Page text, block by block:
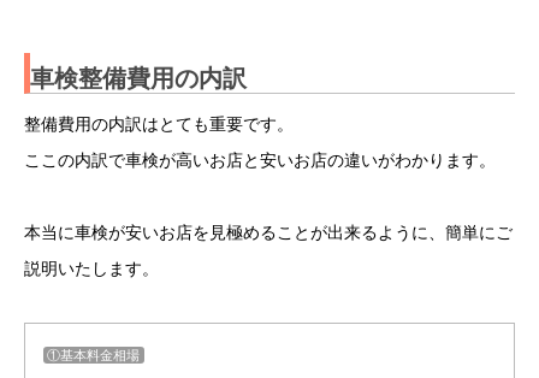
～1t
10,000
円
16,400
円
22,800
25,200
1.5t
円
円
円
円
円
円
円
円
車検整備費用の内訳
整備費用の内訳はとても重要です。
ここの内訳で車検が高いお店と安いお店の違いがわかります。
本当に車検が安いお店を見極めることが出来るように、簡単にご
説明いたします。
①基本料金相場